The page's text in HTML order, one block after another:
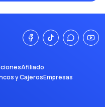
Afiliado
y CajerosEmpresas